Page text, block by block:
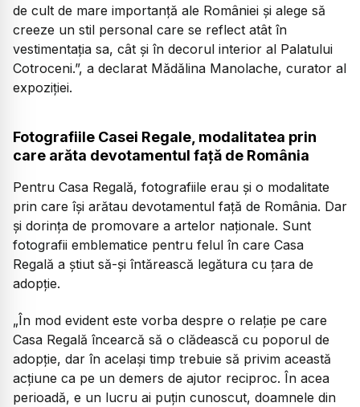
de cult de mare importanță ale României și alege să
creeze un stil personal care se reflect atât în
vestimentația sa, cât și în decorul interior al Palatului
Cotroceni.”, a declarat Mădălina Manolache, curator al
expoziției.
Fotografiile Casei Regale, modalitatea prin
care arăta devotamentul față de România
Pentru Casa Regală, fotografiile erau și o modalitate
prin care își arătau devotamentul față de România. Dar
și dorința de promovare a artelor naționale. Sunt
fotografii emblematice pentru felul în care Casa
Regală a știut să-și întărească legătura cu țara de
adopție.
„În mod evident este vorba despre o relație pe care
Casa Regală încearcă să o clădească cu poporul de
adopție, dar în același timp trebuie să privim această
acțiune ca pe un demers de ajutor reciproc. În acea
perioadă, e un lucru ai puțin cunoscut, doamnele din